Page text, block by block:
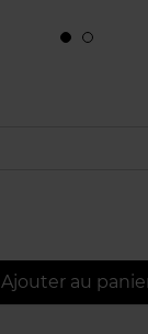
Ajouter au